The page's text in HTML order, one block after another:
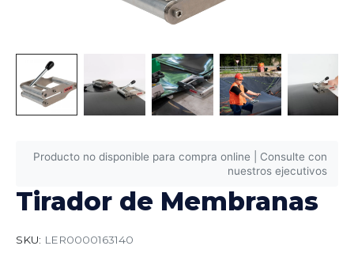
Producto no disponible para compra online | Consulte con
nuestros ejecutivos
Tirador de Membranas
SKU: LER0000163140